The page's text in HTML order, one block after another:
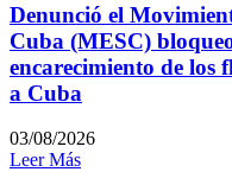
Denunció el
Cuba (MESC)
encarecimiento de los
a Cuba
03/08/2026
Leer Más